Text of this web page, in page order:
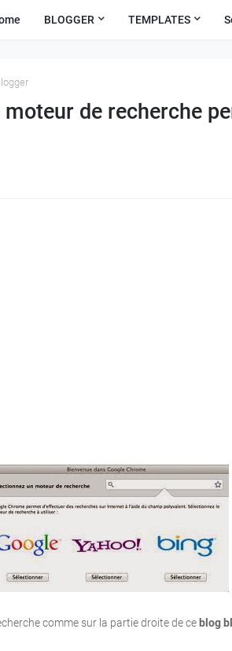
BLOGGER TEMPLATES
de recherche
comme sur la partie droite de ce blog